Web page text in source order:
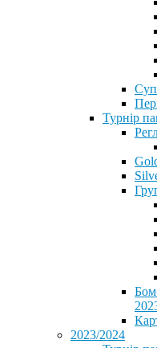
Турнір
2023/2024